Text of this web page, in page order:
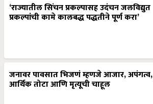
‘राज्यातील सिंचन प्रकल्पासह उदंचन जलविद्युत
प्रकल्पांची कामे कालबद्ध पद्धतीने पूर्ण करा’
जनावर पावसात भिजणं म्हणजे आजार, अपंगत्व,
आर्थिक तोटा आणि मृत्यूची चाहूल